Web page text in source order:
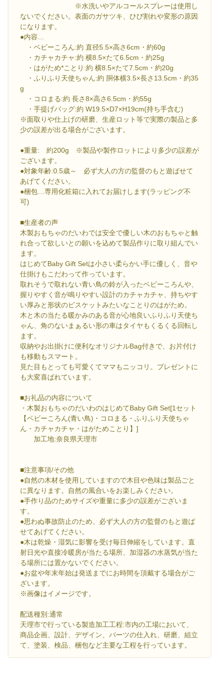
※水洗いやアルコールスプレーは使用し
ないでください。表面のガサツキ、ひび割れや変形の原因
になります。
●内容…
・ベビーころん:約 直径5.5×高さ6cm・約60g
・カチャカチャ:約 横8.5×たて6.5cm・約25g
・はがため*ことり:約 横8.5×たて7.5cm・約20g
・ふりふり天使ちゃん:約 胴体横3.5×長さ13.5cm・約35
g
・コロまる:約 長さ8×高さ6.5cm・約55g
・手提げバッグ:約 W19.5×D7×H19cm(持ち手含む)
※面取りや仕上げの研磨、生産ロット等で実際の製品と多
少の誤差が出る場合がございます。
●重量: 約200g ※製品や製作ロットにより多少の誤差が
ございます。
●対象年齢:0.5歳～ 必ず大人の方の監督のもと遊ばせて
あげてください。
●梱包…専用化粧箱に入れてお届けします(ラッピング不
可)
■生産者の声
木製おもちゃのだいわでは安全で優しい木のおもちゃと触
れ合って欲しいとの願いを込めて製品作りに取り組んでい
ます。
はじめてBaby Gift Setは小さい柔らかい手に優しく、音や
仕掛けもこだわって作っています。
取れそうで取れない青い鳥の鈴が入ったベビーころんや、
握りやすく音が鳴りやすい設計のカチャカチャ、持ちやす
い厚みと形状のビスケットみたいなことりのはがため。
木と木の当たる暖かみのある音が心地良いふりふり天使ち
ゃん、角のないまぁるい形の車はタイヤもくるくる回転し
ます。
収納やお出掛けに便利なオリジナルBag付きで、お片付け
も移動もスマート。
見た目もとっても可愛くてママもニッコリ。プレゼントに
も大変喜ばれています。
■お礼品の内容について
・木製おもちゃのだいわのはじめてBaby Gift Set[1セット
【ベビーころん(青い鳥)・コロまる・ふりふり天使ちゃ
ん・カチャカチャ・はがためことり】]
加工地:奈良県天理市
■注意事項/その他
●自然の木材を使用していますので木目や色味は製品ごと
に異なります。自然の風合いをお楽しみください。
●手作り品のためサイズや重量に多少の誤差がございま
す。
●思わぬ事故防止のため、必ず大人の方の監督のもと遊ば
せてあげてください。
●木は乾燥・湿気に影響を受け毎日伸縮をしています。直
射日光や直接冷暖房が当たる場所、加湿器の水蒸気が当た
る場所には置かないでください。
●お盆や年末年始は発送までにお時間を頂戴する場合がご
ざいます。
※画像はイメージです。
配送種別:通常
天理市で行っている製造加工工程:市内の工場において、
商品企画、設計、デザイン、パーツの仕入れ、研磨、組立
て、塗装、検品、梱包など主要な工程を行っています。